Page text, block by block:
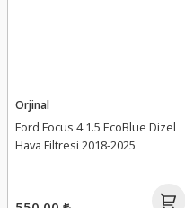
Orjinal
Ford Focus 4 1.5 EcoBlue Dizel
Hava Filtresi 2018-2025